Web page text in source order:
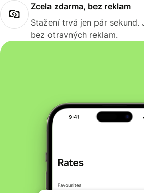
Zcela zdarma, bez reklam
Stažení trvá jen pár
bez otravných reklam.